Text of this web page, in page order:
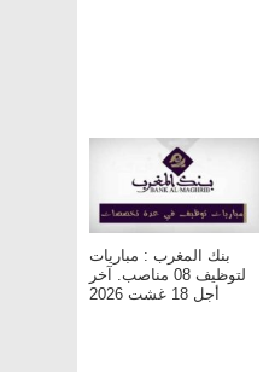
بنك المغرب : مباريات
لتوظيف 08 مناصب. آخر
أجل 18 غشت 2026